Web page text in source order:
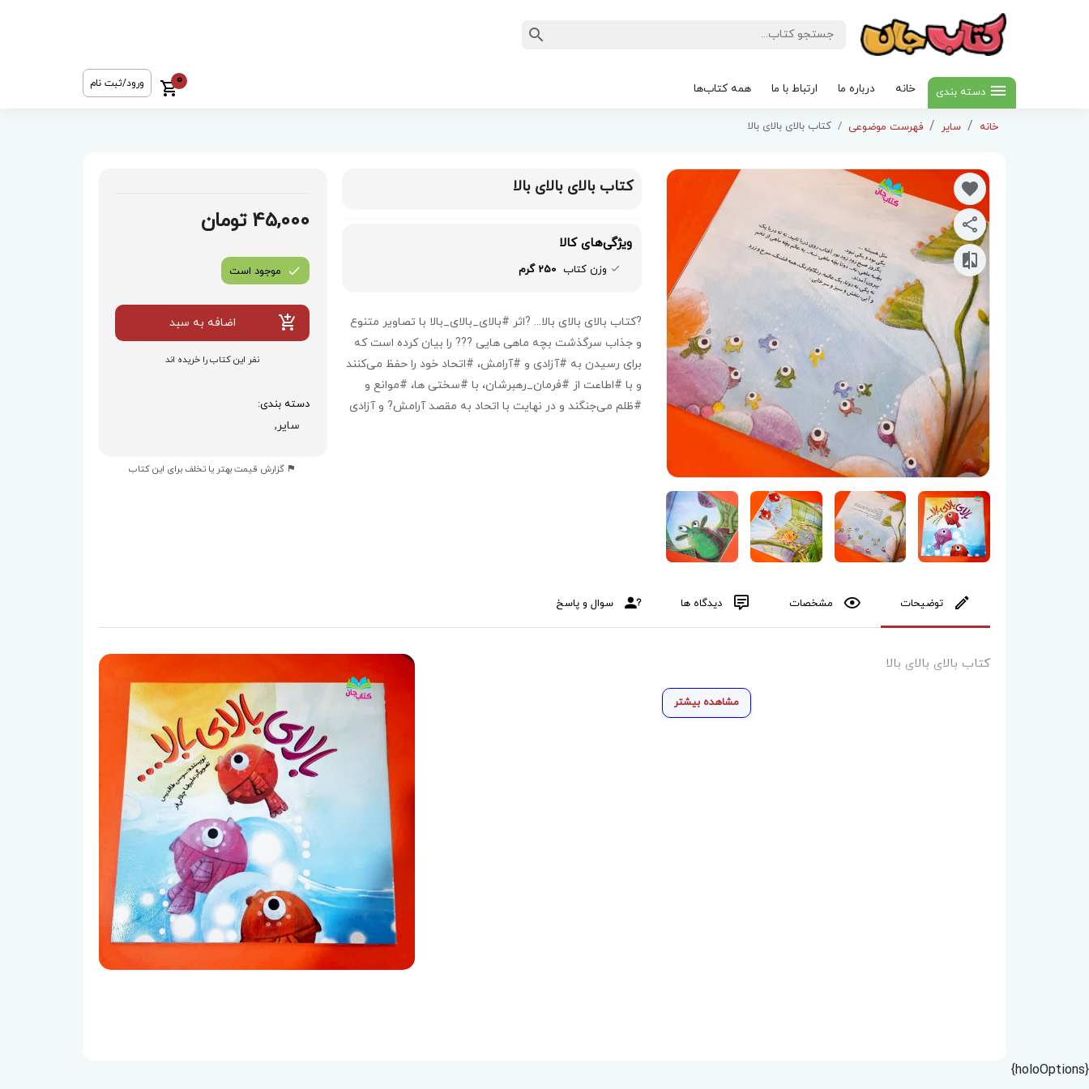
دسته بندی خانه درباره ما ارتباط با ما همه کتاب‌ها
0 ورود/ثبت نام
خانه سایر فهرست موضوعی کتاب بالای بالای بالا
کتاب بالای بالای بالا
ویژگی‌های کالا
وزن کتاب 250 گرم
?کتاب بالای بالای بالا..‌. ?اثر #بالای_بالای_بالا با تصاویر متنوع
و جذاب سرگذشت بچه ماهی هایی ??? را بیان کرده است که
برای رسیدن به #آزادی و #آرامش، #اتحاد خود را حفظ می‌کنند
و با #اطاعت از #فرمان_رهبرشان، با #سختی ها، #موانع و
#ظلم می‌جنگند و در نهایت با اتحاد به مقصد آرامش? و آزادی
45,000 تومان
موجود است
اضافه به سبد
نفر این کتاب را خریده اند
دسته بندی:
سایر,
گزارش قیمت بهتر یا تخلف برای این کتاب
توضیحات مشخصات دیدگاه ها سوال و پاسخ
کتاب بالای بالای بالا
مشاهده بیشتر
{holoOptions}